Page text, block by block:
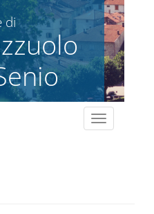
di
Toggle
navigation